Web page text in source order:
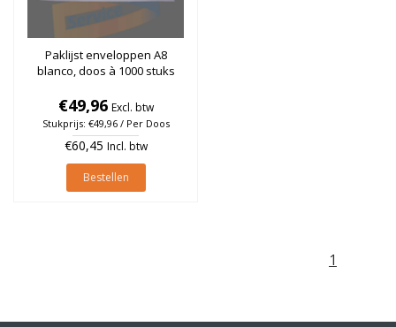
Paklijst enveloppen A8
blanco, doos à 1000 stuks
€49,96 Excl. btw
Stukprijs: €49,96 / Per Doos
€60,45 Incl. btw
Bestellen
1